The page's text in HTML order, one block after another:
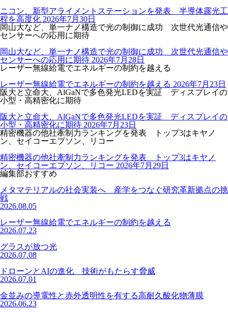
ニコン、新型アライメントステーションを発表 半導体露光工
程を高度化 2026年7月30日
岡山大など、単一ナノ構造で光の制御に成功 次世代光通信や
センサーへの応用に期待
岡山大など、単一ナノ構造で光の制御に成功 次世代光通信や
センサーへの応用に期待 2026年7月28日
レーザー無線給電でエネルギーの制約を越える
レーザー無線給電でエネルギーの制約を越える 2026年7月23日
阪大と立命大、AlGaNで多色発光LEDを実証 ディスプレイの
小型・高精密化に期待
阪大と立命大、AlGaNで多色発光LEDを実証 ディスプレイの
小型・高精密化に期待 2026年7月23日
精密機器の他社牽制力ランキングを発表 トップ3はキヤノ
ン、セイコーエプソン、リコー
精密機器の他社牽制力ランキングを発表 トップ3はキヤノ
ン、セイコーエプソン、リコー 2026年7月29日
編集部おすすめ
メタマテリアルの社会実装へ 産学をつなぐ研究革新拠点の挑
戦
2026.08.05
レーザー無線給電でエネルギーの制約を越える
2026.07.23
グラスが放つ光
2026.07.08
ドローンとAIの進化 技術がもたらす脅威
2026.07.01
金並みの導電性と赤外透明性を有する高耐久酸化物薄膜
2026.06.23